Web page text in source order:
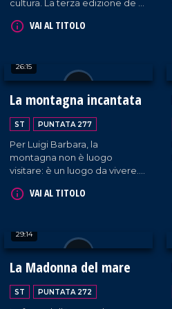
cultura. La terza edizione de "Il
presso l'Istituto Alberghiero di
VAI AL TITOLO
26:15
La montagna incantata
ST PUNTATA 277
Per Luigi Barbara, la
montagna non è luogo
visitare: è un luogo da vivere.
Luigi vive stabilmente a
esperto conoscitore dei lupi e
del loro habitat.
VAI AL TITOLO
29:14
La Madonna del mare
ST PUNTATA 272